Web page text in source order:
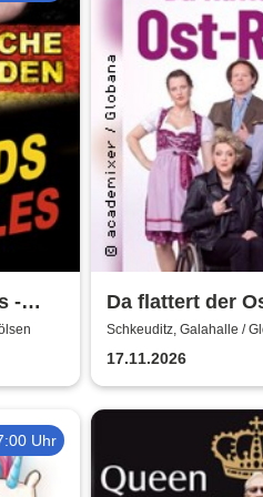
-
Da flattert der
H.Blank, A.
Köbernick
Schkeuditz, Galahalle /
17.11.2026
Uhr